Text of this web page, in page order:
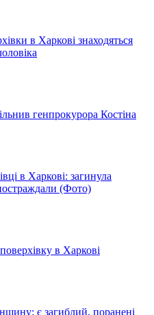
в Харкові знаходяться
генпрокурора Костіна
в Харкові: загинула
(Фото)
в Харкові
є загиблий, поранені